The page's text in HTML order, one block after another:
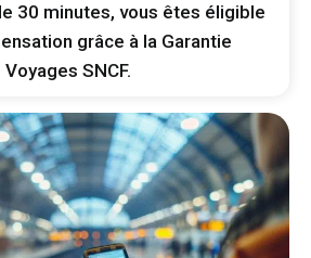
30 minutes, vous êtes éligible
grâce à la Garantie
Voyages SNCF.